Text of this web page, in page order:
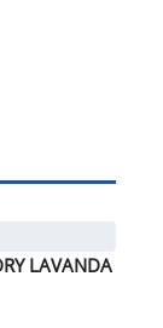
LAVANDA